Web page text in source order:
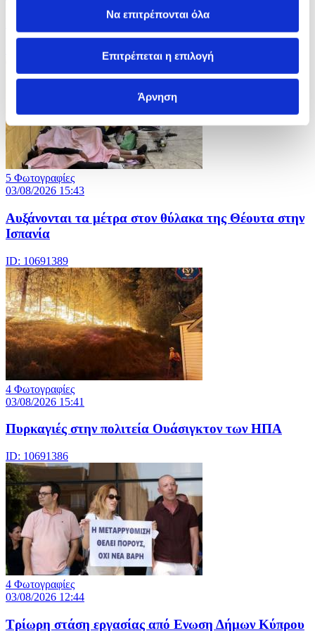
Να επιτρέπονται όλα
Επιτρέπεται η επιλογή
Άρνηση
Iσραηλινές επιθέσεις στην πόλη της Γάζας
5 Φωτογραφίες
03/08/2026 15:43
Αυξάνονται τα μέτρα στον θύλακα της Θέουτα στην
Ισπανία
ID: 10691389
4 Φωτογραφίες
03/08/2026 15:41
Πυρκαγιές στην πολιτεία Ουάσιγκτον των ΗΠΑ
ID: 10691386
4 Φωτογραφίες
03/08/2026 12:44
Τρίωρη στάση εργασίας από Ενωση Δήμων Κύπρου